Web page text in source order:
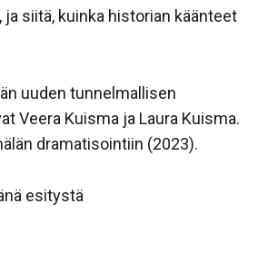
siitä, kuinka historian käänteet
uuden tunnelmallisen
Veera Kuisma ja Laura Kuisma.
dramatisointiin (2023).
esitystä